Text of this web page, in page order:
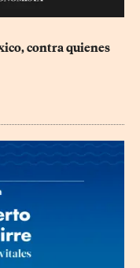
contra quienes